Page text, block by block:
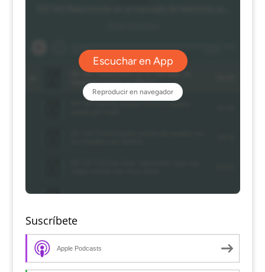
Suscríbete
Apple Podcasts